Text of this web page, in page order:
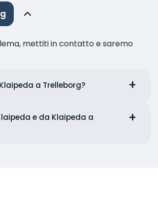
mettiti in contatto e saremo
a Trelleborg?
e da Klaipeda a